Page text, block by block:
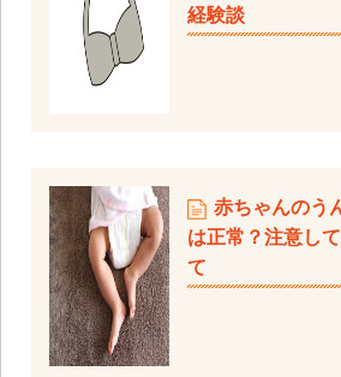
経験談
赤ちゃんのう
は正常？注意し
て